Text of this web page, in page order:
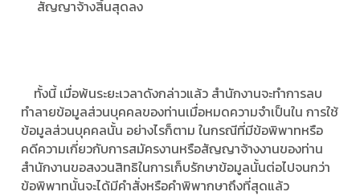
สัญญาจ้างสิ้นสุดลง
ทั้งนี้ เมื่อพ้นระยะเวลาดังกล่าวแล้ว สํานักงานจะทําการลบ
ทําลายข้อมูลส่วนบุคคลของท่านเมื่อหมดความจําเป็นใน การใช้
ข้อมูลส่วนบุคคลนั้น อย่างไรก็ตาม ในกรณีที่มีข้อพิพาทหรือ
คดีความเกี่ยวกับการสมัครงานหรือสัญญาจ้างงานของท่าน
สํานักงานขอสงวนสิทธิในการเก็บรักษาข้อมูลนั้นต่อไปจนกว่า
ข้อพิพาทนั้นจะได้มีคําสั่งหรือคําพิพากษาถึงที่สุดแล้ว